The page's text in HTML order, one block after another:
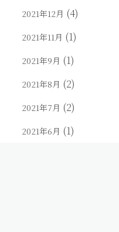
2021年12月 (4)
2021年11月 (1)
2021年9月 (1)
2021年8月 (2)
2021年7月 (2)
2021年6月 (1)